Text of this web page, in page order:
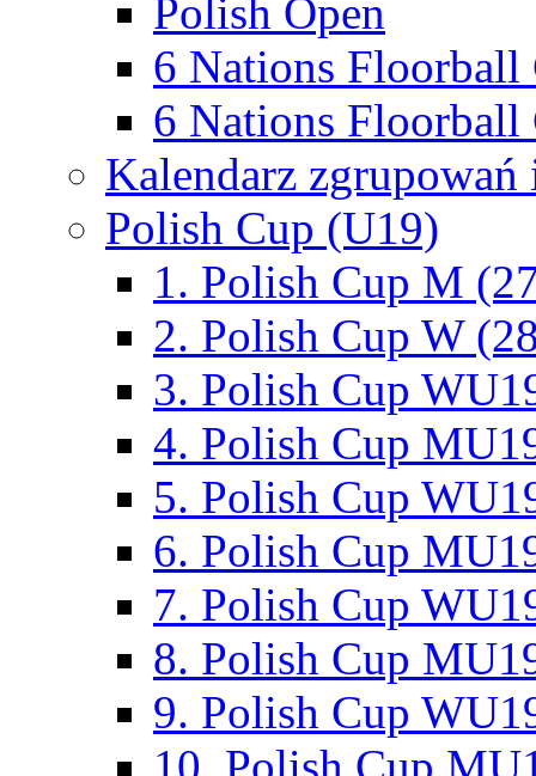
Polish Open
6 Nations Floorball
6 Nations Floorball
Kalendarz
Polish Cup (U19)
1. Polish Cup M
2. Polish Cup W
3. Polish Cup
4. Polish Cup
5. Polish Cup
6. Polish Cup
7. Polish Cup
8. Polish Cup
9. Polish Cup
10. Polish Cup